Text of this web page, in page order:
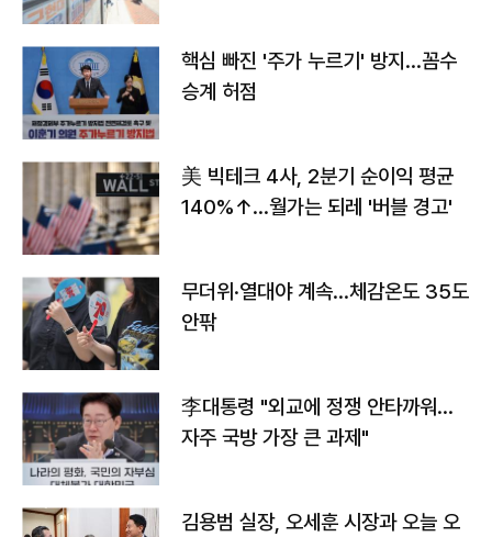
핵심 빠진 '주가 누르기' 방지…꼼수
승계 허점
美 빅테크 4사, 2분기 순이익 평균
140%↑…월가는 되레 '버블 경고'
무더위·열대야 계속…체감온도 35도
안팎
李대통령 "외교에 정쟁 안타까워…
자주 국방 가장 큰 과제"
김용범 실장, 오세훈 시장과 오늘 오